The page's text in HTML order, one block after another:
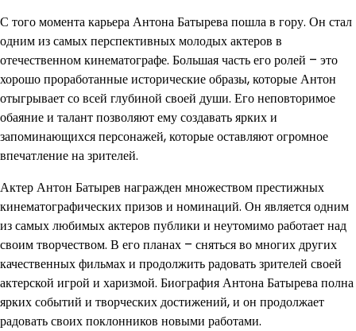
С того момента карьера Антона Батырева пошла в гору. Он стал
одним из самых перспективных молодых актеров в
отечественном кинематографе. Большая часть его ролей – это
хорошо проработанные исторические образы, которые Антон
отыгрывает со всей глубиной своей души. Его неповторимое
обаяние и талант позволяют ему создавать ярких и
запоминающихся персонажей, которые оставляют огромное
впечатление на зрителей.
Актер Антон Батырев награжден множеством престижных
кинематографических призов и номинаций. Он является одним
из самых любимых актеров публики и неутомимо работает над
своим творчеством. В его планах – сняться во многих других
качественных фильмах и продолжить радовать зрителей своей
актерской игрой и харизмой. Биография Антона Батырева полна
ярких событий и творческих достижений, и он продолжает
радовать своих поклонников новыми работами.